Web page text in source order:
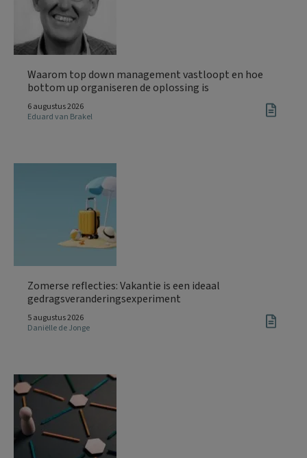
Waarom top down management vastloopt en hoe
bottom up organiseren de oplossing is
6 augustus 2026
Eduard van Brakel
Zomerse reflecties: Vakantie is een ideaal
gedragsveranderingsexperiment
5 augustus 2026
Daniëlle de Jonge